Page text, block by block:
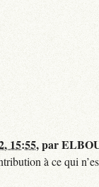
15:55,par
à ce qui